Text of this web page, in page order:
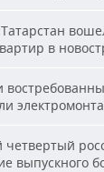
в
выпускного